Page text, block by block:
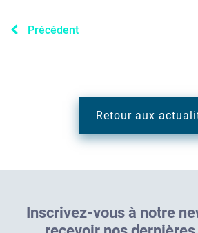
Précédent
Retour aux
Inscrivez-vous à notre ne